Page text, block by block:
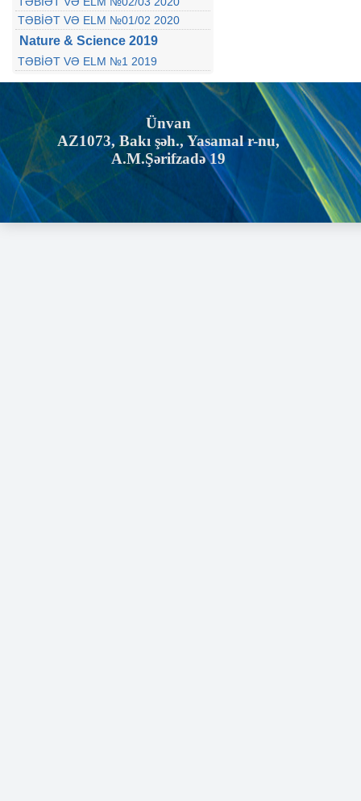
TƏBİƏT VƏ ELM №01/02 2020
Nature & Science 2019
TƏBİƏT VƏ ELM №1 2019
Ünvan
AZ1073, Bakı şəh., Yasamal r-nu,
A.M.Şərifzadə 19